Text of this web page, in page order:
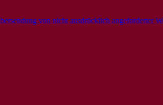
von nicht ausdrücklich angeforderter